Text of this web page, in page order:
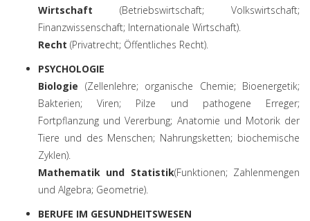
Wirtschaft (Betriebswirtschaft; Volkswirtschaft;
Finanzwissenschaft; Internationale Wirtschaft).
Recht (Privatrecht; Öffentliches Recht).
PSYCHOLOGIE
Biologie (Zellenlehre; organische Chemie; Bioenergetik;
Bakterien; Viren; Pilze und pathogene Erreger;
Fortpflanzung und Vererbung; Anatomie und Motorik der
Tiere und des Menschen; Nahrungsketten; biochemische
Zyklen).
Mathematik und Statistik(Funktionen; Zahlenmengen
und Algebra; Geometrie).
BERUFE IM GESUNDHEITSWESEN